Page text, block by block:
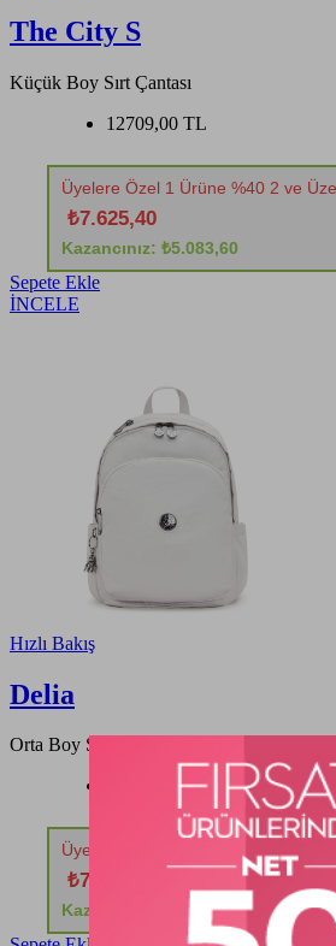
The City S
Küçük Boy Sırt Çantası
12709,00 TL
Üyelere Özel 1 Ürüne %40 2 ve
₺7.625,40
Kazancınız: ₺5.083,60
Sepete Ekle
İNCELE
Hızlı Bakış
Delia
Orta Boy Sırt Çantası
12649,00 TL
Üyelere Özel 1 Ürüne %40 2 ve
₺7.589,40
Kazancınız: ₺5.059,60